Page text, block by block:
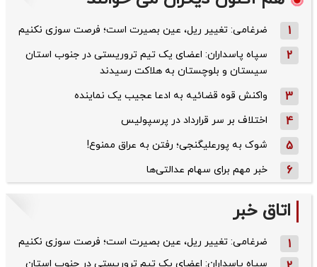
1 ضرغامی: تغییر ریل، عین بصیرت است؛ فرصت سوزی نکنیم
2
سپاه پاسداران: اعضای یک تیم تروریستی در جنوب استان
سیستان و بلوچستان به هلاکت رسیدند
3 واکنش قوه قضائیه به ادعا عجیب یک نماینده
4 اختلاف بر سر قرارداد در پرسپولیس
5 شوک به پورعلیگنجی؛ رفتن به عراق ممنوع!
6 خبر مهم برای سهام عدالتی‌ها
اتاق خبر
1 ضرغامی: تغییر ریل، عین بصیرت است؛ فرصت سوزی نکنیم
سپاه پاسداران: اعضای یک تیم تروریستی در جنوب استان